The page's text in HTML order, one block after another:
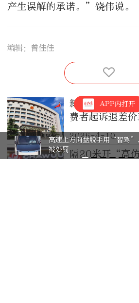
产生误解的承诺。”饶伟说。
编辑：曾佳佳
新车保价期内
费者起诉退差
2026-4-10
隔20米开“高
APP内打开
高速上方向盘脱手用“智驾”
被处罚